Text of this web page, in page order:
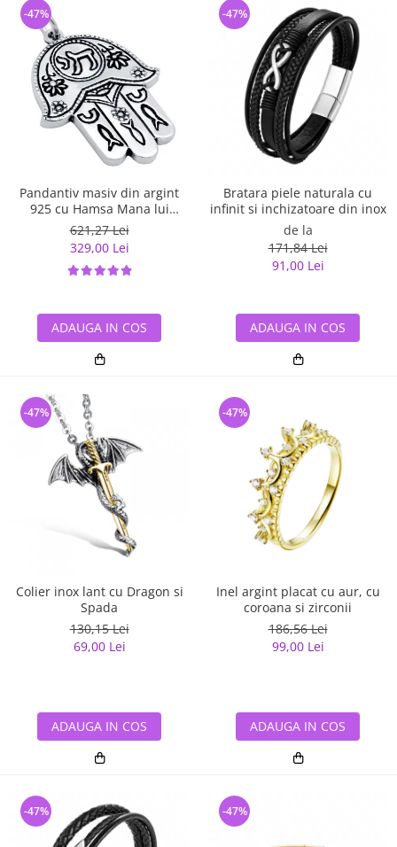
Pandantiv masiv din argint
925 cu Hamsa Mana lui
Fatima
621,27 Lei
329,00 Lei
-47%
ADAUGA IN COS
Bratara piele naturala cu
infinit si inchizatoare din inox
de la
171,84 Lei
91,00 Lei
-47%
ADAUGA IN COS
Colier inox lant cu Dragon si
Spada
130,15 Lei
69,00 Lei
-47%
ADAUGA IN COS
Inel argint placat cu aur, cu
coroana si zirconii
186,56 Lei
99,00 Lei
-47%
ADAUGA IN COS
-47% -47%